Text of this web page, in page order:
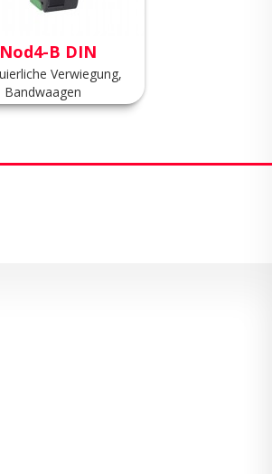
B DIN
Verwiegung,
Bandwaagen